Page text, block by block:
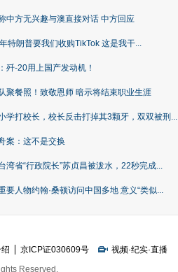
中方无兴趣与澳直接对话 中方回应
特朗普要我们收购TikTok 这是我干...
歼-20用上国产发动机！
聚餐照！致敬恩师 暗示将结束职业生涯
学打校长，校长反击打掉其3颗牙，双双被刑...
案：这不是交换
湾省“行政院长”苏贞昌被泼水，22秒完成...
要人物约翰·桑顿访问中国多地 意义“类似...
京ICP证030609号 视频·纪实·直播
Reserved.